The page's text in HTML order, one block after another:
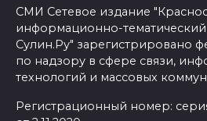
СМИ Сетевое издание
информационно-
Сулин.Ру" зарегистрировано
по надзору в сфере связи,
технологий и массовых
Регистрационный номер: